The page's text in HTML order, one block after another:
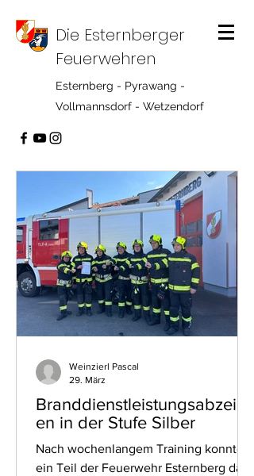
Die Esternberger
Feuerwehren
Esternberg - Pyrawang -
Vollmannsdorf - Wetzendorf
Branddienstleistungsabzeich
en in der Stufe Silber
Nach wochenlangem Training konnte
ein Teil der Feuerwehr Esternberg das
Weinzierl Pascal
29. März